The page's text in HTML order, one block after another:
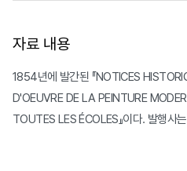
자료 내용
1854년에 발간된 『NOTICES
D'OEUVRE DE LA PEINTURE
TOUTES LES ÉCOLES』이다. 발행사